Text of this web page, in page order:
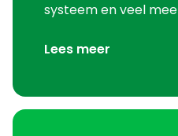
systeem en veel
Lees meer